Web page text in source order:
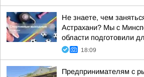
Не знаете, чем
Астрахани? Мы с
области подготовили
18:09
Предпринимателям с